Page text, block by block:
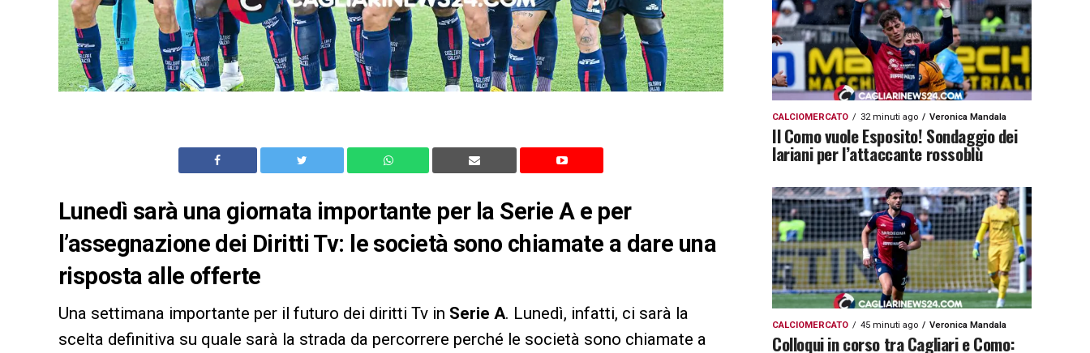
Lunedì sarà una giornata importante per la Serie A e per
l’assegnazione dei Diritti Tv: le società sono chiamate a dare una
risposta alle offerte
Una settimana importante per il futuro dei diritti Tv in Serie A. Lunedì, infatti, ci sarà la
scelta definitiva su quale sarà la strada da percorrere perché le società sono chiamate a
CALCIOMERCATO 32 minuti ago Veronica Mandala
Il Como vuole Esposito! Sondaggio dei
lariani per l’attaccante rossoblù
CALCIOMERCATO 45 minuti ago Veronica Mandala
Colloqui in corso tra Cagliari e Como: